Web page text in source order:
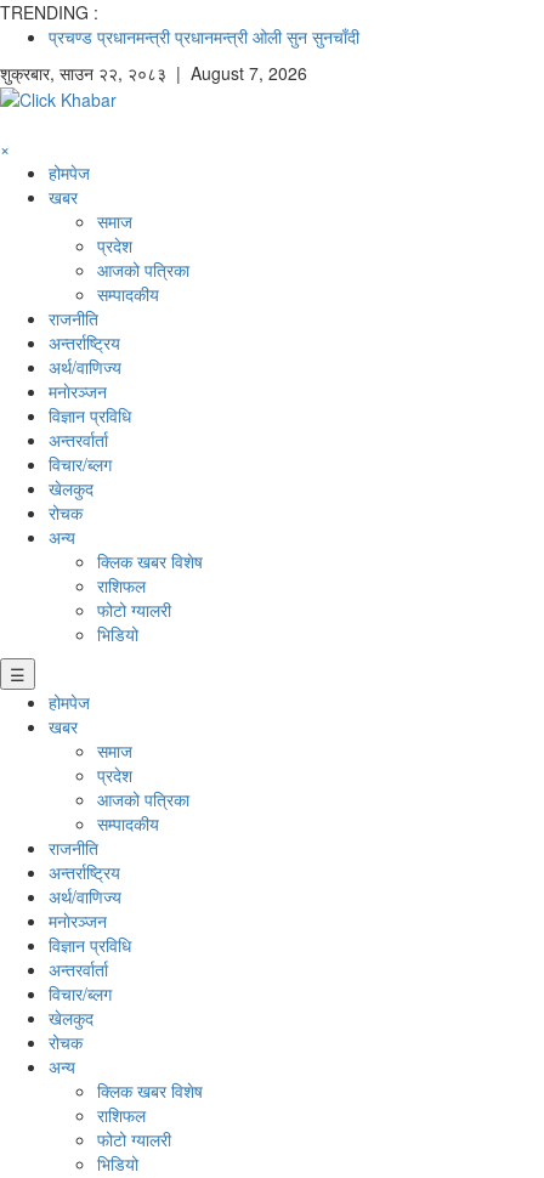
TRENDING :
प्रचण्ड प्रधानमन्त्री प्रधानमन्त्री ओली सुन सुनचाँदी
शुक्रबार, साउन २२, २०८३ | August 7, 2026
×
होमपेज
खबर
समाज
प्रदेश
आजको पत्रिका
सम्पादकीय
राजनीति
अन्तर्राष्ट्रिय
अर्थ/वाणिज्य
मनाेरञ्जन
विज्ञान प्रविधि
अन्तरर्वार्ता
विचार/ब्लग
खेलकुद
रोचक
अन्य
क्लिक खबर विशेष
राशिफल
फोटो ग्यालरी
भिडियो
☰
होमपेज
खबर
समाज
प्रदेश
आजको पत्रिका
सम्पादकीय
राजनीति
अन्तर्राष्ट्रिय
अर्थ/वाणिज्य
मनाेरञ्जन
विज्ञान प्रविधि
अन्तरर्वार्ता
विचार/ब्लग
खेलकुद
रोचक
अन्य
क्लिक खबर विशेष
राशिफल
फोटो ग्यालरी
भिडियो